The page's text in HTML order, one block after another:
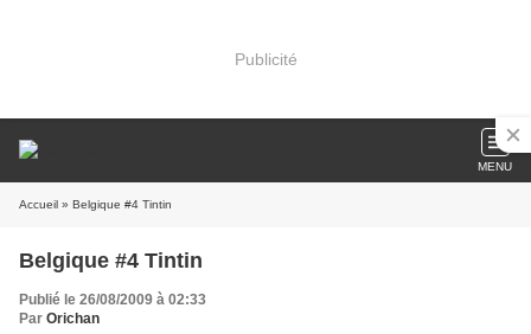
Publicité
MENU
Accueil » Belgique #4 Tintin
Belgique #4 Tintin
Publié le 26/08/2009 à 02:33
Par Orichan